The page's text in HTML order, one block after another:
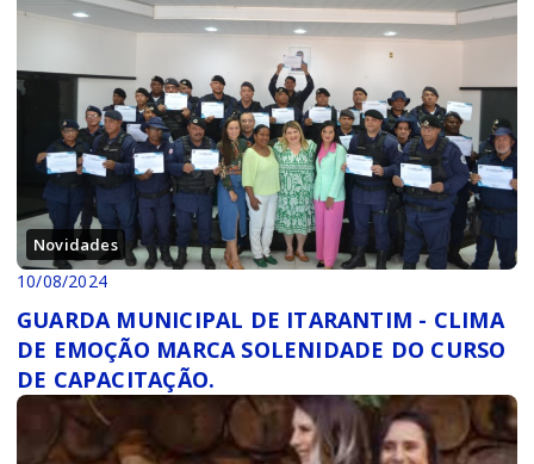
Novidades
10/08/2024
GUARDA MUNICIPAL DE ITARANTIM - CLIMA
DE EMOÇÃO MARCA SOLENIDADE DO CURSO
DE CAPACITAÇÃO.